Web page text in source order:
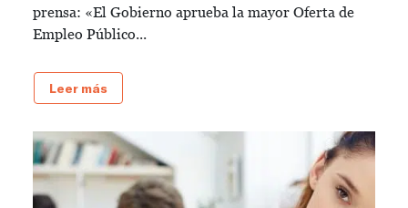
prensa: «El Gobierno aprueba la mayor Oferta de
Empleo Público...
Leer más